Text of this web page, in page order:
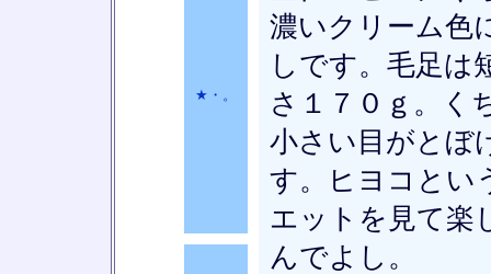
★・。
濃いクリーム色
しです。毛足は
さ１７０ｇ。く
小さい目がとぼ
す。ヒヨコとい
エットを見て楽
んでよし。